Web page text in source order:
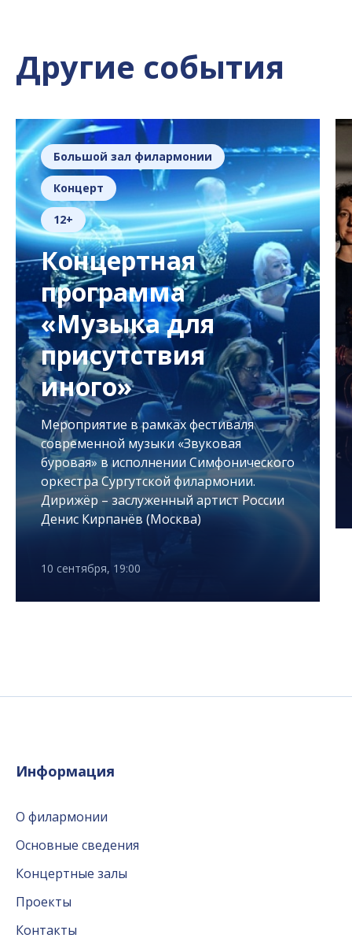
Другие события
Большой зал филармонии
Концерт
12+
Концертная
программа
«Музыка для
присутствия
иного»
Мероприятие в рамках фестиваля
современной музыки «Звуковая
буровая» в исполнении Симфонического
оркестра Сургутской филармонии.
Дирижёр – заслуженный артист России
Денис Кирпанёв (Москва)
10 сентября, 19:00
Информация
О филармонии
Основные сведения
Концертные залы
Проекты
Контакты